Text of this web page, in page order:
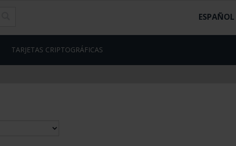
ESPAÑOL
TARJETAS CRIPTOGRÁFICAS